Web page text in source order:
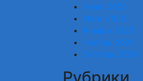
Июль 2025
Март 2025
Январь 2025
Ноябрь 2024
Октябрь 2024